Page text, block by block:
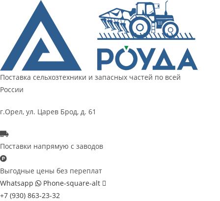
содержимому
Поставка сельхозтехники и запасных частей по всей
России
г.Орел, ул. Царев Брод, д. 61
Поставки напрямую с заводов
Выгодные цены без переплат
Whatsapp
Phone-square-alt
+7 (930) 863-23-32